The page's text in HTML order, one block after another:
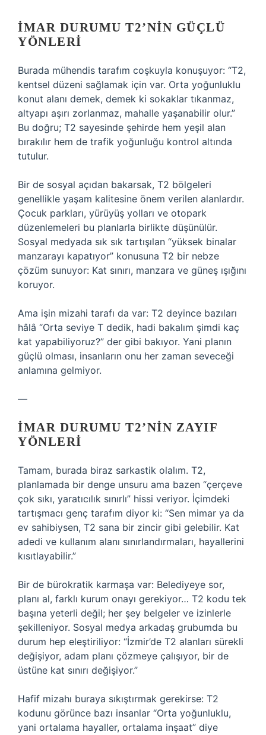
İMAR DURUMU T2’NIN GÜÇLÜ
YÖNLERI
Burada mühendis tarafım coşkuyla konuşuyor: “T2,
kentsel düzeni sağlamak için var. Orta yoğunluklu
konut alanı demek, demek ki sokaklar tıkanmaz,
altyapı aşırı zorlanmaz, mahalle yaşanabilir olur.”
Bu doğru; T2 sayesinde şehirde hem yeşil alan
bırakılır hem de trafik yoğunluğu kontrol altında
tutulur.
Bir de sosyal açıdan bakarsak, T2 bölgeleri
genellikle yaşam kalitesine önem verilen alanlardır.
Çocuk parkları, yürüyüş yolları ve otopark
düzenlemeleri bu planlarla birlikte düşünülür.
Sosyal medyada sık sık tartışılan “yüksek binalar
manzarayı kapatıyor” konusuna T2 bir nebze
çözüm sunuyor: Kat sınırı, manzara ve güneş ışığını
koruyor.
Ama işin mizahi tarafı da var: T2 deyince bazıları
hâlâ “Orta seviye T dedik, hadi bakalım şimdi kaç
kat yapabiliyoruz?” der gibi bakıyor. Yani planın
güçlü olması, insanların onu her zaman seveceği
anlamına gelmiyor.
—
İMAR DURUMU T2’NIN ZAYIF
YÖNLERI
Tamam, burada biraz sarkastik olalım. T2,
planlamada bir denge unsuru ama bazen “çerçeve
çok sıkı, yaratıcılık sınırlı” hissi veriyor. İçimdeki
tartışmacı genç tarafım diyor ki: “Sen mimar ya da
ev sahibiysen, T2 sana bir zincir gibi gelebilir. Kat
adedi ve kullanım alanı sınırlandırmaları, hayallerini
kısıtlayabilir.”
Bir de bürokratik karmaşa var: Belediyeye sor,
planı al, farklı kurum onayı gerekiyor… T2 kodu tek
başına yeterli değil; her şey belgeler ve izinlerle
şekilleniyor. Sosyal medya arkadaş grubumda bu
durum hep eleştiriliyor: “İzmir’de T2 alanları sürekli
değişiyor, adam planı çözmeye çalışıyor, bir de
üstüne kat sınırı değişiyor.”
Hafif mizahı buraya sıkıştırmak gerekirse: T2
kodunu görünce bazı insanlar “Orta yoğunluklu,
yani ortalama hayaller, ortalama inşaat” diye